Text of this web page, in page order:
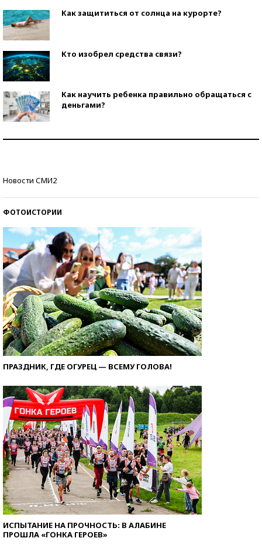
Как защититься от солнца на курорте?
Кто изобрел средства связи?
Как научить ребенка правильно обращаться с
деньгами?
Новости СМИ2
ФОТОИСТОРИИ
ПРАЗДНИК, ГДЕ ОГУРЕЦ — ВСЕМУ ГОЛОВА!
ИСПЫТАНИЕ НА ПРОЧНОСТЬ: В АЛАБИНЕ
ПРОШЛА «ГОНКА ГЕРОЕВ»